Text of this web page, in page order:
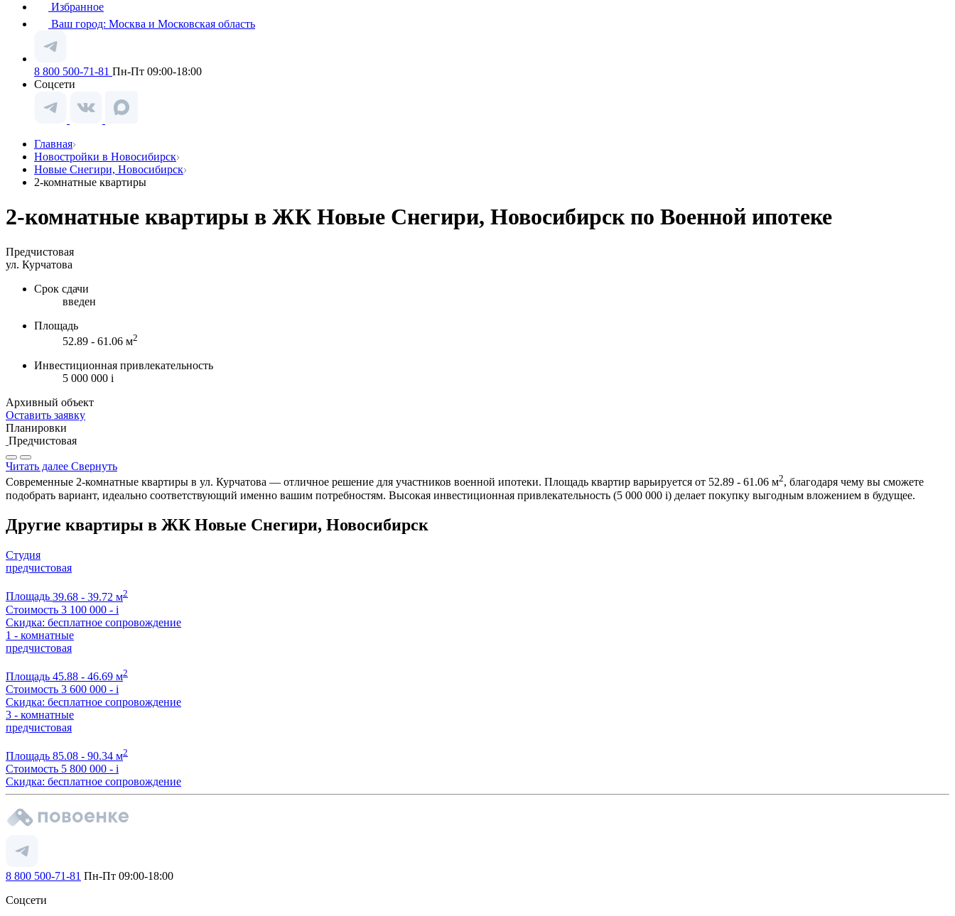
Избранное
Ваш город: Москва и Московская область
8 800 500-71-81 Пн-Пт 09:00-18:00
Соцсети
Главная
Новостройки в Новосибирск
Новые Снегири, Новосибирск
2-комнатные квартиры
2-комнатные квартиры в ЖК Новые Снегири, Новосибирск по Военной ипотеке
Предчистовая
ул. Курчатова
Срок сдачи
введен
Площадь
52.89 - 61.06 м2
Инвестиционная привлекательность
5 000 000 i
Архивный объект
Оставить заявку
Планировки
Предчистовая
Читать далее Свернуть
Современные 2-комнатные квартиры в ул. Курчатова — отличное решение для участников военной ипотеки. Площадь квартир варьируется от 52.89 - 61.06 м2, благодаря чему вы сможете
подобрать вариант, идеально соответствующий именно вашим потребностям. Высокая инвестиционная привлекательность (5 000 000 i) делает покупку выгодным вложением в будущее.
Другие квартиры в ЖК Новые Снегири, Новосибирск
Студия
предчистовая
Площадь 39.68 - 39.72 м2
Стоимость 3 100 000 - i
Скидка: бесплатное сопровождение
1 - комнатные
предчистовая
Площадь 45.88 - 46.69 м2
Стоимость 3 600 000 - i
Скидка: бесплатное сопровождение
3 - комнатные
предчистовая
Площадь 85.08 - 90.34 м2
Стоимость 5 800 000 - i
Скидка: бесплатное сопровождение
8 800 500-71-81 Пн-Пт 09:00-18:00
Соцсети